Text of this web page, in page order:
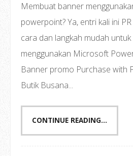
Membuat banner
powerpoint? Ya, entri kali ini
cara dan langkah mudah
menggunakan Microsoft
Banner promo Purchase with
Butik Busana...
CONTINUE READING...